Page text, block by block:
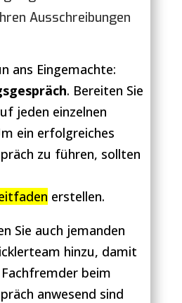
Ausschreibungen
ans Eingemachte:
. Bereiten Sie
jeden einzelnen
ein erfolgreiches
zu führen, sollten
erstellen.
Sie auch jemanden
hinzu, damit
beim
anwesend sind